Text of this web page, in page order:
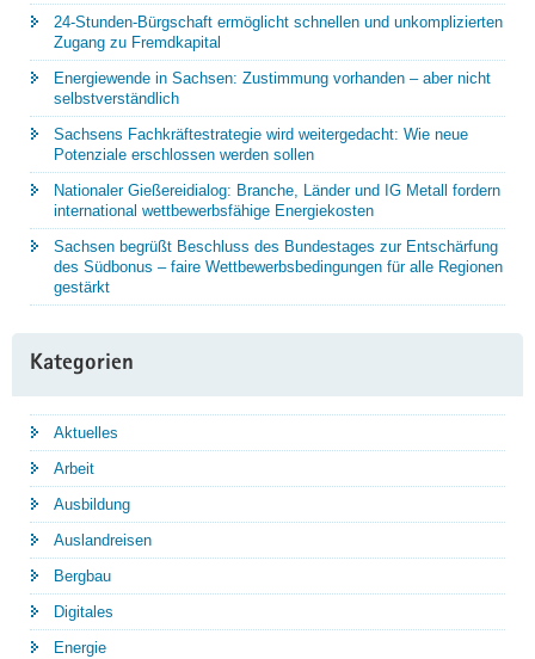
24-Stunden-Bürgschaft ermöglicht schnellen und unkomplizierten
Zugang zu Fremdkapital
Energiewende in Sachsen: Zustimmung vorhanden – aber nicht
selbstverständlich
Sachsens Fachkräftestrategie wird weitergedacht: Wie neue
Potenziale erschlossen werden sollen
Nationaler Gießereidialog: Branche, Länder und IG Metall fordern
international wettbewerbsfähige Energiekosten
Sachsen begrüßt Beschluss des Bundestages zur Entschärfung
des Südbonus – faire Wettbewerbsbedingungen für alle Regionen
gestärkt
Kategorien
Aktuelles
Arbeit
Ausbildung
Auslandreisen
Bergbau
Digitales
Energie